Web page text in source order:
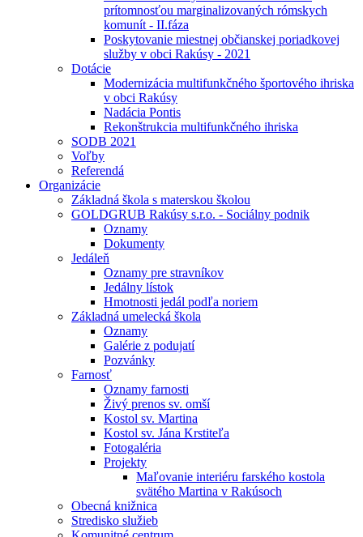
prítomnosťou marginalizovaných rómskych
komunít - II.fáza
Poskytovanie miestnej občianskej poriadkovej
služby v obci Rakúsy - 2021
Dotácie
Modernizácia multifunkčného športového ihriska
v obci Rakúsy
Nadácia Pontis
Rekonštrukcia multifunkčného ihriska
SODB 2021
Voľby
Referendá
Organizácie
Základná škola s materskou školou
GOLDGRUB Rakúsy s.r.o. - Sociálny podnik
Oznamy
Dokumenty
Jedáleň
Oznamy pre stravníkov
Jedálny lístok
Hmotnosti jedál podľa noriem
Základná umelecká škola
Oznamy
Galérie z podujatí
Pozvánky
Farnosť
Oznamy farnosti
Živý prenos sv. omší
Kostol sv. Martina
Kostol sv. Jána Krstiteľa
Fotogaléria
Projekty
Maľovanie interiéru farského kostola
svätého Martina v Rakúsoch
Obecná knižnica
Stredisko služieb